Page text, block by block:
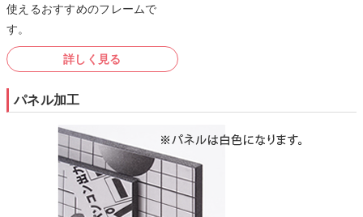
使えるおすすめのフレームで
す。
詳しく見る
パネル加工